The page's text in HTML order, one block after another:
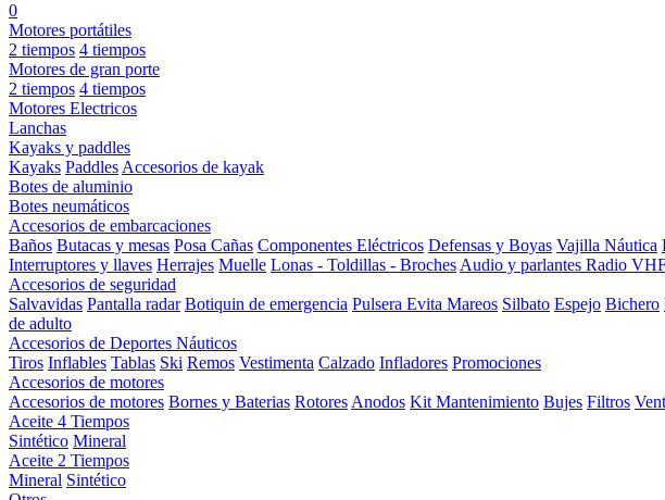
0
Motores portátiles
2 tiempos 4 tiempos
Motores de gran porte
2 tiempos 4 tiempos
Motores Electricos
Lanchas
Kayaks y paddles
Kayaks Paddles Accesorios de kayak
Botes de aluminio
Botes neumáticos
Accesorios de embarcaciones
Baños Butacas y mesas Posa Cañas Componentes Eléctricos Defensas y Boyas Vajilla Náutica
Interruptores y llaves Herrajes Muelle Lonas - Toldillas - Broches Audio y parlantes Radio
Accesorios de seguridad
Salvavidas Pantalla radar Botiquin de emergencia Pulsera Evita Mareos Silbato Espejo Bichero
de adulto
Accesorios de Deportes Náuticos
Tiros Inflables Tablas Ski Remos Vestimenta Calzado Infladores Promociones
Accesorios de motores
Accesorios de motores Bornes y Baterias Rotores Anodos Kit Mantenimiento Bujes Filtros
Aceite 4 Tiempos
Sintético Mineral
Aceite 2 Tiempos
Mineral Sintético